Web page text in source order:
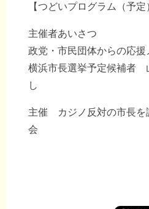
【つどいプログラム（予定
主催者あいさつ
政党・市民団体からの応援
横浜市長選挙予定候補者
し
主催 カジノ反対の市長を
会